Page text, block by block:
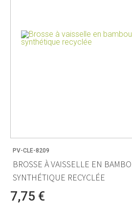
PV-CLE-8209
BROSSE À VAISSELLE EN
SYNTHÉTIQUE RECYCLÉE
7,75 €